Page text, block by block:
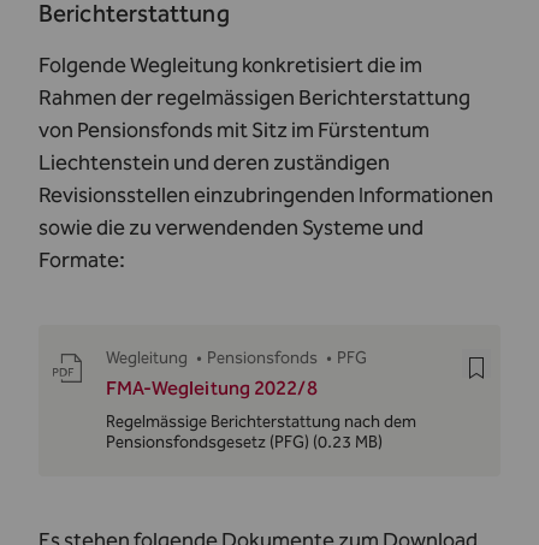
Berichterstattung
Folgende Wegleitung konkretisiert die im
Rahmen der regelmässigen Berichterstattung
von Pensionsfonds mit Sitz im Fürstentum
Liechtenstein und deren zuständigen
Revisionsstellen einzubringenden Informationen
sowie die zu verwendenden Systeme und
Formate:
Wegleitung • Pensionsfonds • PFG
FMA-Wegleitung 2022/8
Regelmässige Berichterstattung nach dem
Pensionsfondsgesetz (PFG) (0.23 MB)